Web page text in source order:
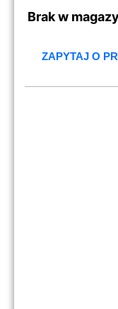
Brak w
ZAPYTAJ O